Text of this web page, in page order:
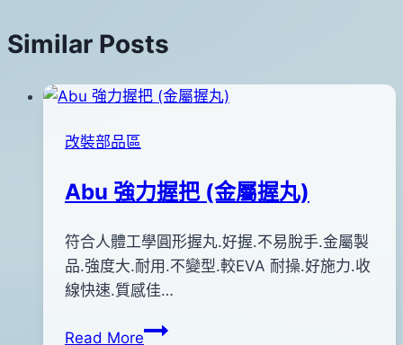
Similar Posts
改裝部品區
Abu 強力握把 (金屬握丸)
Bybc
pro-
shop
2012
年
08
15
符合人體工學圓形握丸.好握.不易脫手.金屬製
品.強度大.耐用.不變型.較EVA 耐操.好施力.收
線快速.質感佳…
Read MoreAbu